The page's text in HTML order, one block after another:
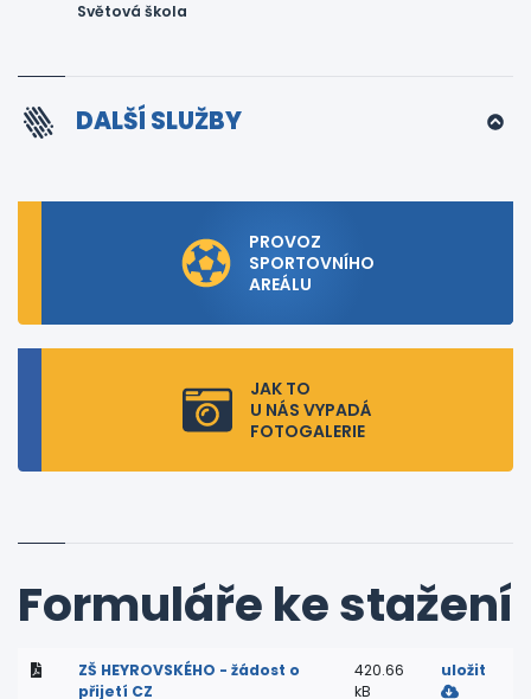
Světová škola
DALŠÍ SLUŽBY
PROVOZ
SPORTOVNÍHO
AREÁLU
JAK TO
U NÁS VYPADÁ
FOTOGALERIE
Formuláře ke stažení
ZŠ HEYROVSKÉHO - žádost o
přijetí CZ
420.66
kB
uložit